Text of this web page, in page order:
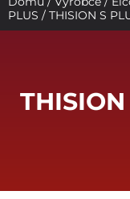
PLUS / THISION S
THISION